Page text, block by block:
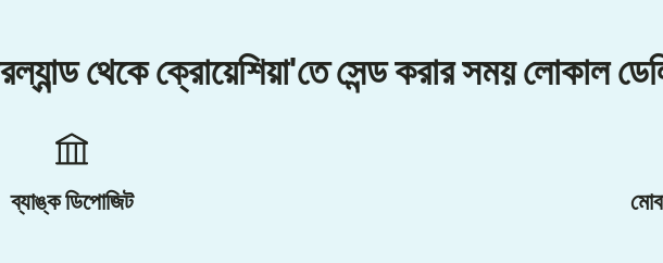
থেকে ক্রোয়েশিয়া'তে সেন্ড করার সময় লোকাল
ব্যাঙ্ক ডিপোজিট